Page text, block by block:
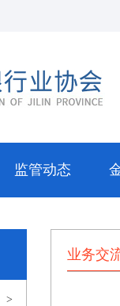
监管动态
业务交